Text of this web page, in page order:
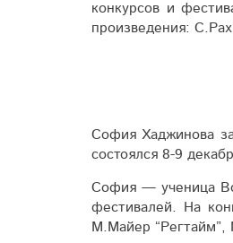
конкурсов и
произведения:
София Хаджинова
состоялся 8-9
София — ученица
фестивалей. На
М.Майер “Регтайм”,